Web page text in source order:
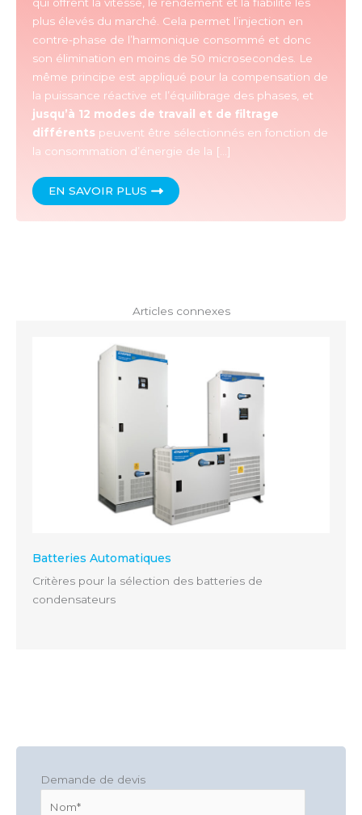
plus élevés du marché. Cela permet l’injection en
contre-phase de l’harmonique consommé et donc
son élimination en moins de 50 microsecondes. Le
même principe est appliqué pour la compensation de
la puissance réactive et l’équilibrage des phases, et
jusqu’à 12 modes de travail et de filtrage
différents peuvent être sélectionnés en fonction de
la consommation d’énergie de la […]
EN SAVOIR PLUS
Articles connexes
Batteries Automatiques
Critères pour la sélection des batteries de
condensateurs
Demande de devis